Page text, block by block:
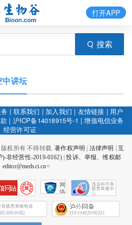
搜索
打开APP
中讲坛
| 联系我们 | 加入我们 | 友情链接 | 用户
| 沪ICP备14018915号-1 |增值电信业务
经营许可证
版权所有 不得转载.著作权声明 法律声明
互
非经营性-2019-0162)|投诉、举报、维权邮
editor@medsci.cn<
网
络
会
征
8082 31010402000321